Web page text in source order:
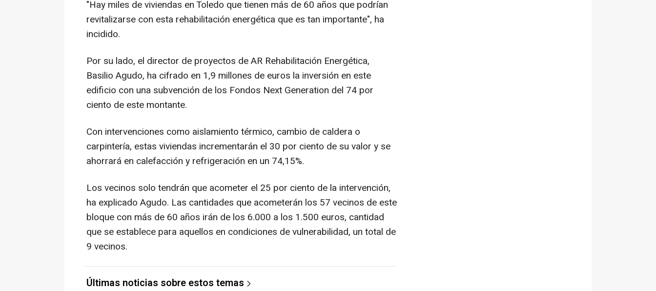
"Hay miles de viviendas en Toledo que tienen más de 60 años que podrían
revitalizarse con esta rehabilitación energética que es tan importante", ha
incidido.
Por su lado, el director de proyectos de AR Rehabilitación Energética,
Basilio Agudo, ha cifrado en 1,9 millones de euros la inversión en este
edificio con una subvención de los Fondos Next Generation del 74 por
ciento de este montante.
Con intervenciones como aislamiento térmico, cambio de caldera o
carpintería, estas viviendas incrementarán el 30 por ciento de su valor y se
ahorrará en calefacción y refrigeración en un 74,15%.
Los vecinos solo tendrán que acometer el 25 por ciento de la intervención,
ha explicado Agudo. Las cantidades que acometerán los 57 vecinos de este
bloque con más de 60 años irán de los 6.000 a los 1.500 euros, cantidad
que se establece para aquellos en condiciones de vulnerabilidad, un total de
9 vecinos.
Últimas noticias sobre estos temas